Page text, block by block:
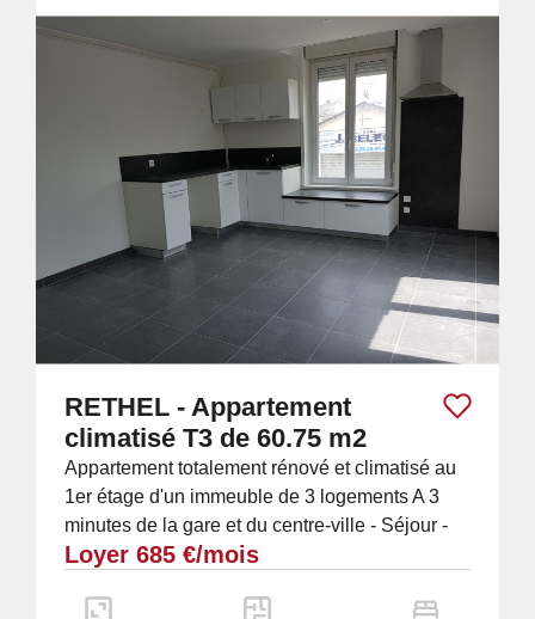
RETHEL - Appartement
climatisé T3 de 60.75 m2
Appartement totalement rénové et climatisé au
1er étage d'un immeuble de 3 logements A 3
minutes de la gare et du centre-ville - Séjour -
Cuisine avec placards et hotte - 2...
Loyer 685 €/mois